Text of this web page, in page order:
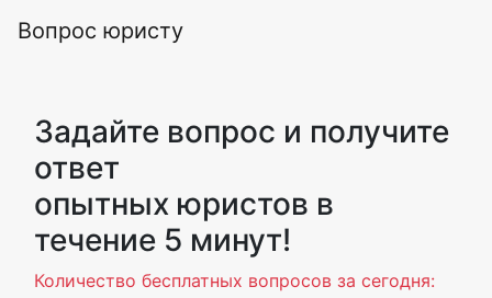
Вопрос юристу
Задайте вопрос и получите
ответ
опытных юристов в
течение 5 минут!
Количество бесплатных вопросов за сегодня: